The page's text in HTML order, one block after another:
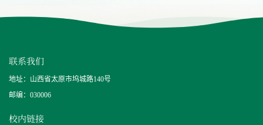
联系我们
地址：山西省太原市坞城路140号
邮编：030006
校内链接